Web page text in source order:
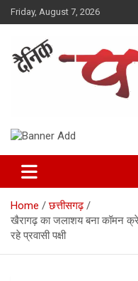
Skip
to
Friday, August 7, 2026
Dainik Pahuna
Home
छत्तीसगढ़
खैरागढ़ का जलाशय बना कॉमन
रहे प्रवासी पक्षी